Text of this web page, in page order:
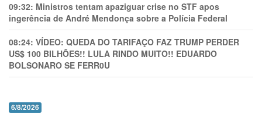
09:32: Ministros tentam apaziguar crise no STF apos
ingerência de André Mendonça sobre a Polícia Federal
08:24: VÍDEO: QUEDA DO TARIFAÇO FAZ TRUMP PERDER
US$ 100 BILHÕES!! LULA RINDO MUITO!! EDUARDO
BOLSONARO SE FERR0U
6/8/2026